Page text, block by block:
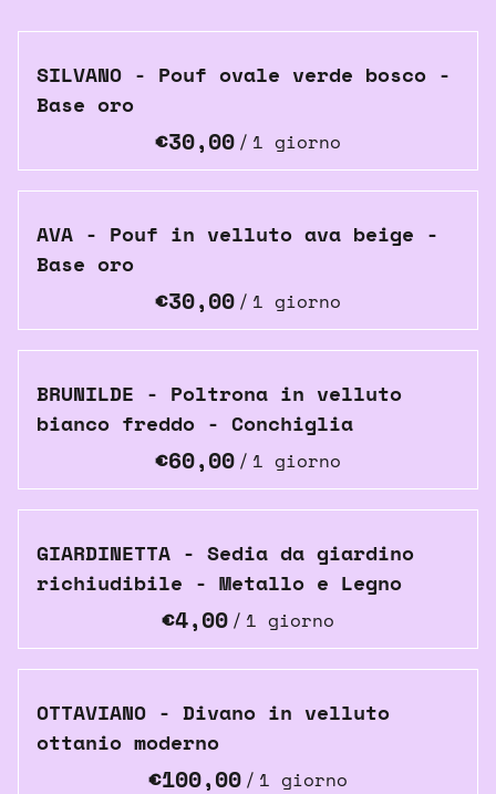
SILVANO - Pouf ovale verde bosco -
Base oro
/
AVA - Pouf in velluto ava beige -
Base oro
/
BRUNILDE - Poltrona in velluto
bianco freddo - Conchiglia
/
GIARDINETTA - Sedia da giardino
richiudibile - Metallo e Legno
/
OTTAVIANO - Divano in velluto
ottanio moderno
/